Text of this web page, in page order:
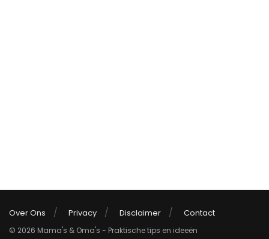
Over Ons Privacy Disclaimer Contact
© 2026 Mama's & Oma's - Praktische tips en ideeën